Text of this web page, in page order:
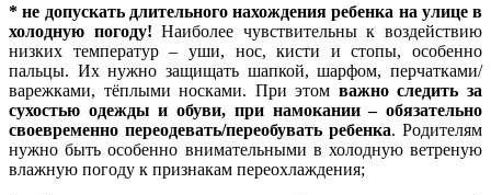
* не допускать длительного нахождения ребенка на улице в
холодную погоду!Наиболее чувствительны к воздействию
низких температур – уши, нос, кисти и стопы, особенно
пальцы. Их нужно защищать шапкой, шарфом, перчатками/
варежками, тёплыми носками. При этом важно следить за
сухостью одежды и обуви, при намокании – обязательно
своевременно переодевать/переобувать ребенка. Родителям
нужно быть особенно внимательными в холодную ветреную
влажную погоду к признакам переохлаждения;